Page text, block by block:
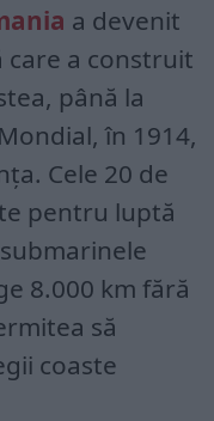
a devenit
a construit
până la
în 1914,
Cele 20 de
pentru luptă
8.000 km fără
să
coaste